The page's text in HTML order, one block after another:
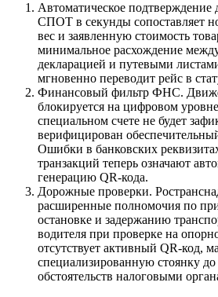
Автоматическое
СПОТ в секунды сопоставляет
вес и заявленную стоимость
минимальное расхождение
декларацией и путевыми
мгновенно переводит рейс в
Финансовый фильтр ФНС.
блокируется на цифровом
специальном счете не будет
верифицирован
Ошибки в банковских
транзакций теперь означают
генерацию QR-кода.
Дорожные проверки.
расширенные полномочия по
остановке и задержанию
водителя при проверке на
отсутствует активный QR-код,
специализированную стоянку
обстоятельств налоговыми